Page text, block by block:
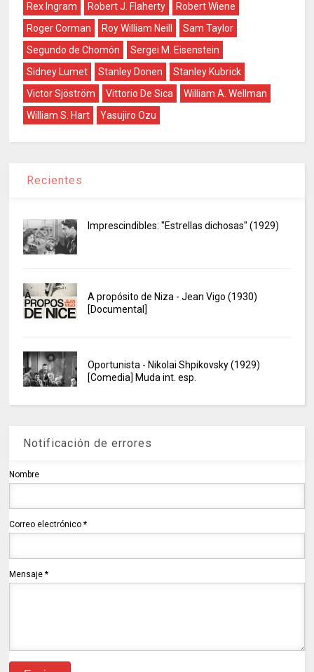
Rex Ingram
Robert J. Flaherty
Robert Wiene
Roger Corman
Roy William Neill
Sam Taylor
Segundo de Chomón
Sergei M. Eisenstein
Sidney Lumet
Stanley Donen
Stanley Kubrick
Victor Sjöström
Vittorio De Sica
William A. Wellman
William S. Hart
Yasujiro Ozu
Recientes
Imprescindibles: "Estrellas dichosas" (1929)
A propósito de Niza - Jean Vigo (1930)
[Documental]
Oportunista - Nikolai Shpikovsky (1929)
[Comedia] Muda int. esp.
Notificación de errores
Nombre
Correo electrónico*
Mensaje*